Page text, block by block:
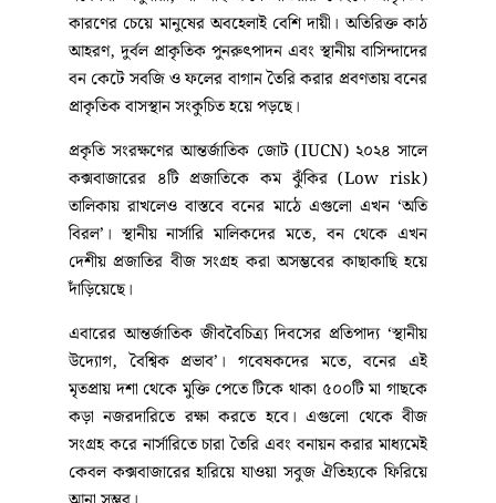
ডেউয়া
মাসজুত ৬৬টি তৃতীয় সর্বোচ্চ সংখ্যায় টিকে
আছে।
বৈলাম
১১টি
একসময়ের চেনা এই গাছটি এখন
উচ্চতার তারতম্য: জরিপে সবচেয়ে উঁচু মা গাছটি পাওয়া গেছে
রামুতে, যার উচ্চতা ৮৫.৬ মিটার (২৮১ ফুট)। অন্যদিকে
সর্বনিম্ন ৫.২ মিটার উচ্চতার গাছটি মিলেছে উখিয়ায়। সবচেয়ে
বেশি মা গাছ টিকে আছে উখিয়া ও টেকনাফ অঞ্চলে।
বন ধ্বংসের নেপথ্যে মানবসৃষ্ট কারণ
কারণের চেয়ে মানুষের অবহেলাই বেশি দায়ী। অতিরিক্ত কাঠ
আহরণ, দুর্বল প্রাকৃতিক পুনরুৎপাদন এবং স্থানীয় বাসিন্দাদের
বন কেটে সবজি ও ফলের বাগান তৈরি করার প্রবণতায় বনের
প্রাকৃতিক বাসস্থান সংকুচিত হয়ে পড়ছে।
প্রকৃতি সংরক্ষণের আন্তর্জাতিক জোট (IUCN) ২০২৪ সালে
কক্সবাজারের ৪টি প্রজাতিকে কম ঝুঁকির (Low risk)